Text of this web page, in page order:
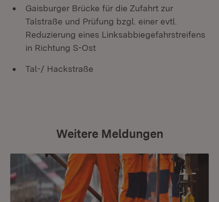
Gaisburger Brücke für die Zufahrt zur
Talstraße und Prüfung bzgl. einer evtl.
Reduzierung eines Linksabbiegefahrstreifens
in Richtung S-Ost
Tal-/ Hackstraße
Weitere Meldungen